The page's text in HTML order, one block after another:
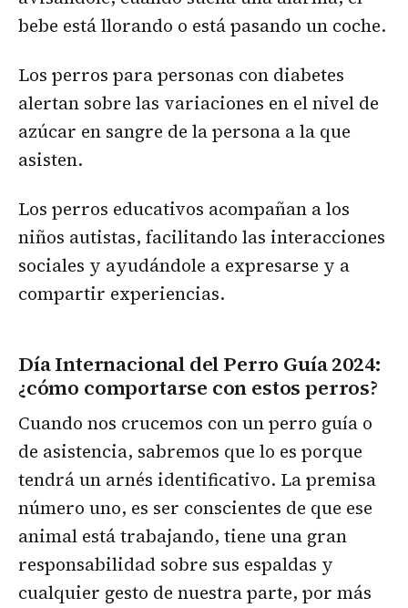
bebe está llorando o está pasando un coche.
Los perros para personas con diabetes
alertan sobre las variaciones en el nivel de
azúcar en sangre de la persona a la que
asisten.
Los perros educativos acompañan a los
niños autistas, facilitando las interacciones
sociales y ayudándole a expresarse y a
compartir experiencias.
Día Internacional del Perro Guía 2024:
¿cómo comportarse con estos perros?
Cuando nos crucemos con un perro guía o
de asistencia, sabremos que lo es porque
tendrá un arnés identificativo. La premisa
número uno, es ser conscientes de que ese
animal está trabajando, tiene una gran
responsabilidad sobre sus espaldas y
cualquier gesto de nuestra parte, por más